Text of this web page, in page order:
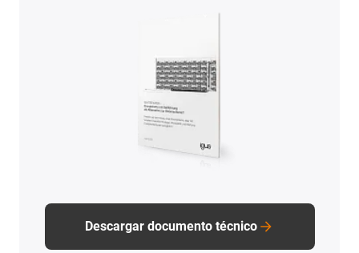
Descargar documento técnico